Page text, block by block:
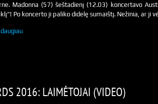
Madonna (57) šeštadienį (12.03) koncertavo
Po koncerto ji paliko didelę sumaištį. Nežinia, ar ji
2016: LAIMĖTOJAI (VIDEO)